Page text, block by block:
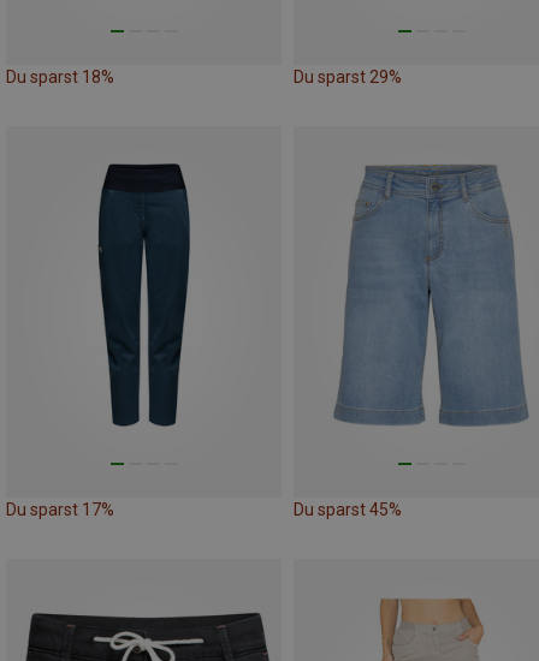
Du sparst 18% Du sparst 29%
Du sparst 17% Du sparst 45%